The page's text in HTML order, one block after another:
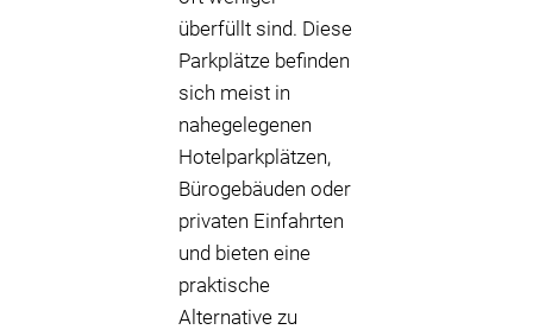
überfüllt sind. Diese
Parkplätze befinden
sich meist in
nahegelegenen
Hotelparkplätzen,
Bürogebäuden oder
privaten Einfahrten
und bieten eine
praktische
Alternative zu